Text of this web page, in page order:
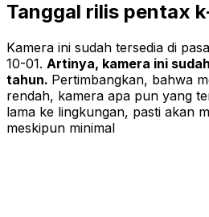
Tanggal rilis pentax
Kamera ini sudah tersedia di
10-01. Artinya, kamera ini
tahun. Pertimbangkan, bahwa
rendah, kamera apa pun yang
lama ke lingkungan, pasti akan
meskipun minimal